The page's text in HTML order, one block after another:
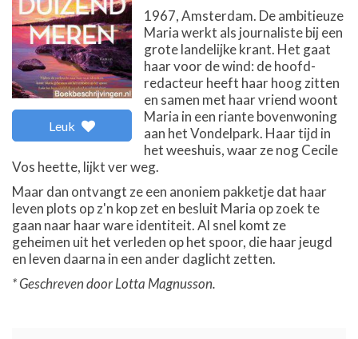
Leuk
1967, Amsterdam. De ambitieuze
Maria werkt als journaliste bij een
grote landelijke krant. Het gaat
haar voor de wind: de hoofd­
redacteur heeft haar hoog zitten
en samen met haar vriend woont
Maria in een riante bovenwoning
aan het Vondelpark. Haar tijd in
het weeshuis, waar ze nog Cecile
Vos heette, lijkt ver weg.
Maar dan ontvangt ze een anoniem pakketje dat haar
leven plots op z'n kop zet en besluit Maria op zoek te
gaan naar haar ware identiteit. Al snel komt ze
geheimen uit het verleden op het spoor, die haar jeugd
en leven daarna in een ander daglicht zetten.
* Geschreven door Lotta Magnusson.